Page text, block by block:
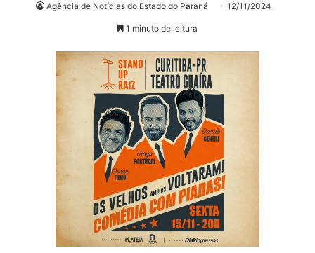
Agência de Notícias do Estado do Paraná 12/11/2024
1 minuto de leitura